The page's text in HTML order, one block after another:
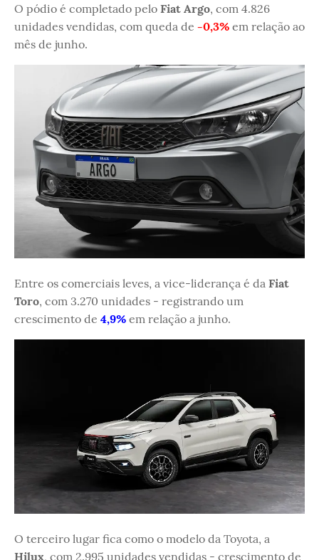
O pódio é completado pelo Fiat Argo, com 4.826
unidades vendidas, com queda de -0,3% em relação ao
mês de junho.
Entre os comerciais leves, a vice-liderança é da Fiat
Toro, com 3.270 unidades - registrando um
crescimento de 4,9% em relação a junho.
O terceiro lugar fica como o modelo da Toyota, a
Hilux, com 2.995 unidades vendidas - crescimento de